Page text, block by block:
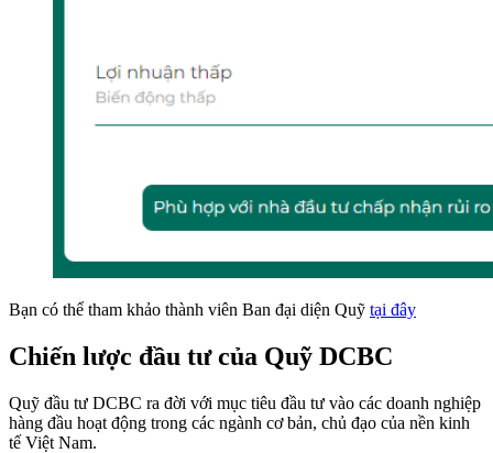
Bạn có thể tham khảo thành viên Ban đại diện Quỹ tại đây
Chiến lược đầu tư của Quỹ DCBC
Quỹ đầu tư DCBC ra đời với mục tiêu đầu tư vào các doanh nghiệp
hàng đầu hoạt động trong các ngành cơ bản, chủ đạo của nền kinh
tế Việt Nam.